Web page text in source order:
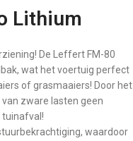
Lithium
De Leffert FM-80
wat het voertuig perfect
of grasmaaiers! Door het
zware lasten geen
tuinafval!
waardoor